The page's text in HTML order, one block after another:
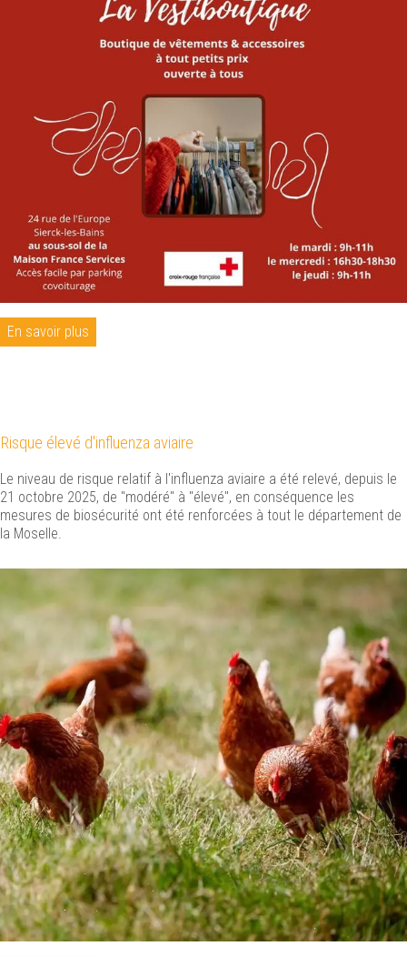
En savoir plus
Risque élevé d'influenza aviaire
Le niveau de risque relatif à l'influenza aviaire a été relevé, depuis le
21 octobre 2025, de "modéré" à "élevé", en conséquence les
mesures de biosécurité ont été renforcées à tout le département de
la Moselle.